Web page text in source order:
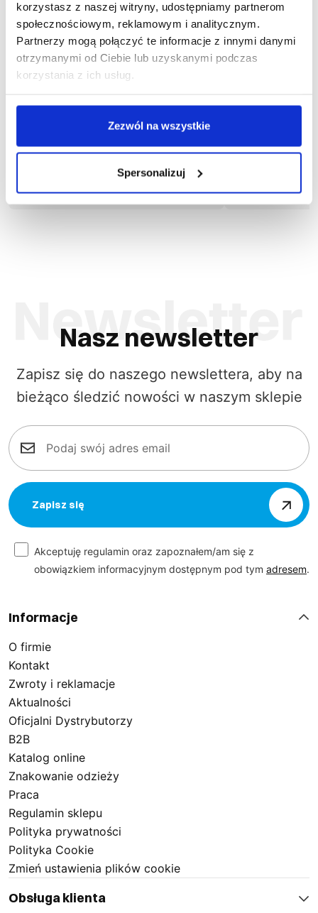
korzystasz z naszej witryny, udostępniamy partnerom
społecznościowym, reklamowym i analitycznym.
Partnerzy mogą połączyć te informacje z innymi danymi
otrzymanymi od Ciebie lub uzyskanymi podczas
korzystania z ich usług.
Zezwól na wszystkie
Spersonalizuj
Spodnie ogrodniczki DRAGON
160,47 zł brutto
Spodnie
Nasz newsletter
Zapisz się do naszego newslettera, aby na
bieżąco śledzić nowości w naszym sklepie
Zapisz się
Akceptuję regulamin oraz zapoznałem/am się z
obowiązkiem informacyjnym dostępnym pod tym adresem.
Informacje
O firmie
Kontakt
Zwroty i reklamacje
Aktualności
Oficjalni Dystrybutorzy
B2B
Katalog online
Znakowanie odzieży
Praca
Regulamin sklepu
Polityka prywatności
Polityka Cookie
Zmień ustawienia plików cookie
Obsługa klienta